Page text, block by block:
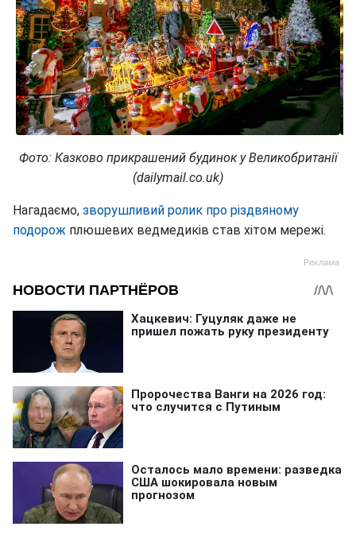
Фото: Казково прикрашений будинок у Великобританії
(dailymail.co.uk)
Нагадаємо, зворушливий ролик про різдвяному
подорож плюшевих ведмедиків став хітом мережі.